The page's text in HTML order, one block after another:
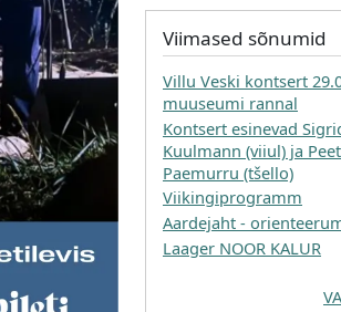
Viimased sõnumid
Villu Veski kontsert
muuseumi rannal
Kontsert esinevad
Kuulmann (viiul) ja
Paemurru (tšello)
Viikingiprogramm
Aardejaht -
Laager NOOR KALUR